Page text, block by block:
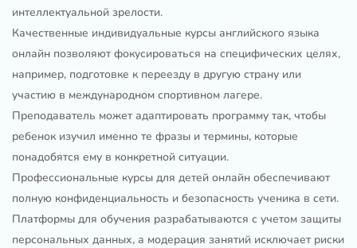
интеллектуальной зрелости.
Качественные индивидуальные курсы английского языка
онлайн позволяют фокусироваться на специфических целях,
например, подготовке к переезду в другую страну или
участию в международном спортивном лагере.
Преподаватель может адаптировать программу так, чтобы
ребенок изучил именно те фразы и термины, которые
понадобятся ему в конкретной ситуации.
Профессиональные курсы для детей онлайн обеспечивают
полную конфиденциальность и безопасность ученика в сети.
Платформы для обучения разрабатываются с учетом защиты
персональных данных, а модерация занятий исключает риски